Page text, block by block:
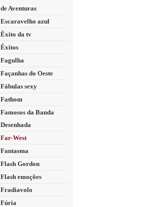
de Aventuras
Escaravelho azul
Êxito da tv
Êxitos
Fagulha
Façanhas do Oeste
Fábulas sexy
Fathom
Famosos da Banda
Desenhada
Far-West
Fantasma
Flash Gordon
Flash emoções
Fradiavolo
Fúria